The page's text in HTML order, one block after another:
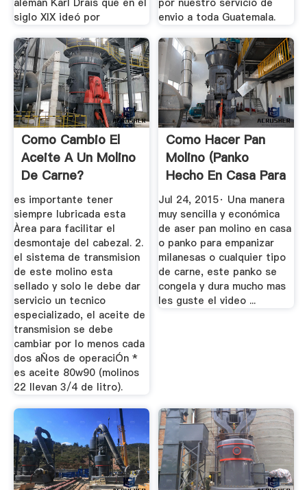
siglo XIX ideó por
envio a toda Guatemala.
Como Cambio El
Aceite A Un Molino
De Carne?
YoReparo
es importante tener
siempre lubricada esta
Àrea para facilitar el
desmontaje del cabezal. 2.
el sistema de transmision
de este molino esta
sellado y solo le debe dar
servicio un tecnico
especializado, el aceite de
transmision se debe
cambiar por lo menos cada
dos aÑos de operaciÓn *
es aceite 80w90 (molinos
22 llevan 3/4 de litro).
Como Hacer Pan
Molino (panko
Hecho En Casa Para
... YouTube
Jul 24, 2015· Una manera
muy sencilla y económica
de aser pan molino en casa
o panko para empanizar
milanesas o cualquier tipo
de carne, este panko se
congela y dura mucho mas
les guste el video ...